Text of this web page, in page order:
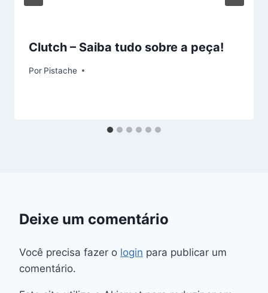
Clutch – Saiba tudo sobre a peça!
Por Pistache
Deixe um comentário
Você precisa fazer o login para publicar um
comentário.